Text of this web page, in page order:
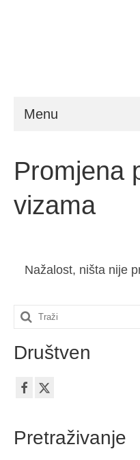
Menu
Zahtjevi
FAQ
Pomoć
Kontakt
Dansk (Danski
Promjena
vizama
Nažalost, ništa nije
Search
Društven
Pretraživanje